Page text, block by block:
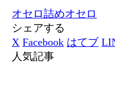
オセロ詰めオセロ
シェアする
X Facebook はてブ
人気記事